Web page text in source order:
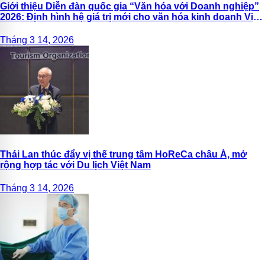
Giới thiệu Diễn đàn quốc gia “Văn hóa với Doanh nghiệp”
2026: Định hình hệ giá trị mới cho văn hóa kinh doanh Việt
Tháng 3 14, 2026
Thái Lan thúc đẩy vị thế trung tâm HoReCa châu Á, mở
rộng hợp tác với Du lịch Việt Nam
Tháng 3 14, 2026